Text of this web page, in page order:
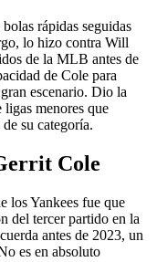
rápidas seguidas
lo hizo contra Will
de la MLB antes de
de Cole para
escenario. Dio la
menores que
su categoría.
Cole
los Yankees fue que
del tercer partido en la
antes de 2023, un
es en absoluto